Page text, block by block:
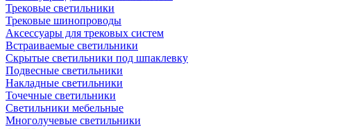
Трековые светильники
Трековые шинопроводы
Аксессуары для трековых систем
Встраиваемые светильники
Скрытые светильники под шпаклевку
Подвесные светильники
Накладные светильники
Точечные светильники
Светильники мебельные
Многолучевые светильники